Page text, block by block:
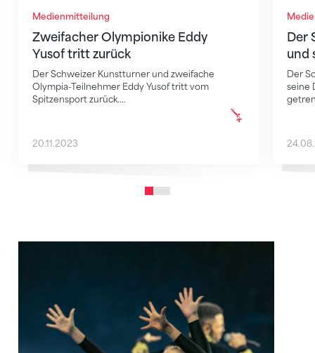
Medienmitteilung
Zweifacher Olympionike Eddy
Yusof tritt zurück
Der Schweizer Kunstturner und zweifache
Olympia-Teilnehmer Eddy Yusof tritt vom
Spitzensport zurück.…
20.11.2023
Der
und
Der
seine